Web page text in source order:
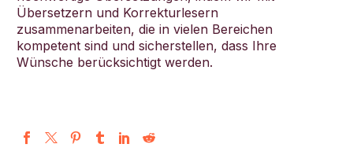
Übersetzern und Korrekturlesern
zusammenarbeiten, die in vielen Bereichen
kompetent sind und sicherstellen, dass Ihre
Wünsche berücksichtigt werden.